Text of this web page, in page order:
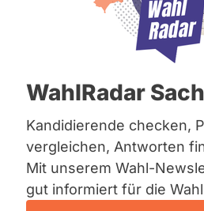
Bremen
Hamburg
Mecklenburg-
Nordrhein-Westfalen
Saarland
Sachsen
Sachsen-Anhalt
Sachsen-Anhalt
Schleswig-Holstein
Thüringen
WahlRadar
Kandidierende checken,
vergleichen, Antworten
Mit unserem Wahl-
gut informiert für die
Der Antrag wurde unter
Stimmen von AfD und
Die Grünen stimmten mit
Weiterlesen